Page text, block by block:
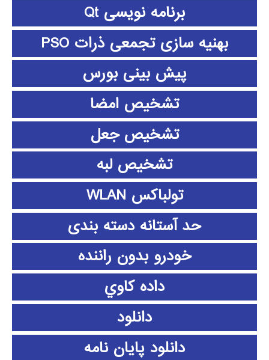
برنامه نویسی Qt
بهنیه سازی تجمعی ذرات PSO
پیش بینی بورس
تشخیص امضا
تشخیص جعل
تشخیص لبه
تولباکس WLAN
حد آستانه دسته بندی
خودرو بدون راننده
داده كاوي
دانلود
دانلود پايان نامه